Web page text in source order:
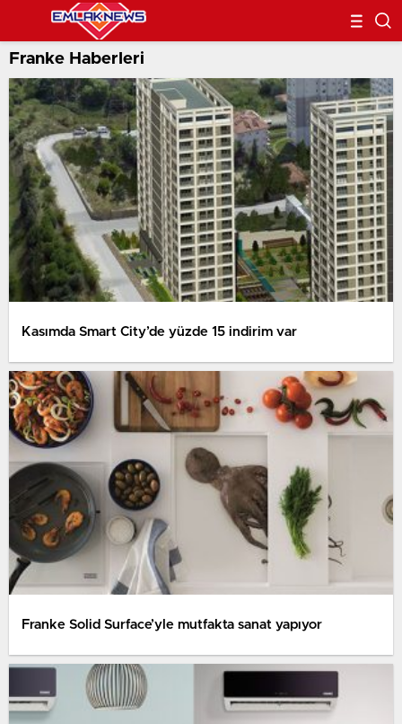
Franke Haberleri
Kasımda Smart City’de yüzde 15 indirim var
Franke Solid Surface’yle mutfakta sanat yapıyor